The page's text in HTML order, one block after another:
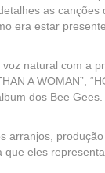
as
era estar
natural com a
A WOMAN”,
dos Bee Gees.
arranjos,
eles